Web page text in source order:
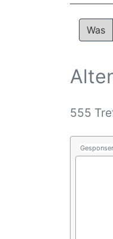
Was
555